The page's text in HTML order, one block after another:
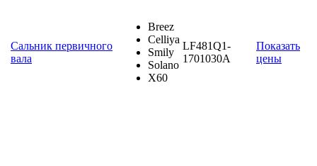
Сальник первичного
вала
Breez
Celliya
Smily
Solano
X60
LF481Q1-
1701030A
Показать
цены